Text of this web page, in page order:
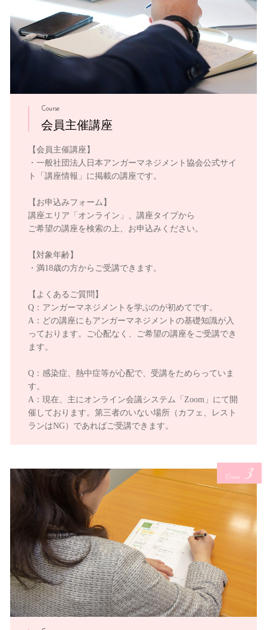
Course
会員主催講座
【会員主催講座】
・一般社団法人日本アンガーマネジメント協会公式サイ
ト「講座情報」に掲載の講座です。
【お申込みフォーム】
講座エリア「オンライン」、講座タイプから
ご希望の講座を検索の上、お申込みください。
【対象年齢】
・満18歳の方からご受講できます。
【よくあるご質問】
Q：アンガーマネジメントを学ぶのが初めてです。
A：どの講座にもアンガーマネジメントの基礎知識が入
っております。ご心配なく、ご希望の講座をご受講でき
ます。
Q：感染症、熱中症等が心配で、受講をためらっていま
す。
A：現在、主にオンライン会議システム「Zoom」にて開
催しております。第三者のいない場所（カフェ、レスト
ランはNG）であればご受講できます。
Course 3